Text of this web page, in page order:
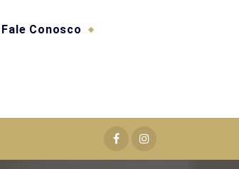
Fale Conosco